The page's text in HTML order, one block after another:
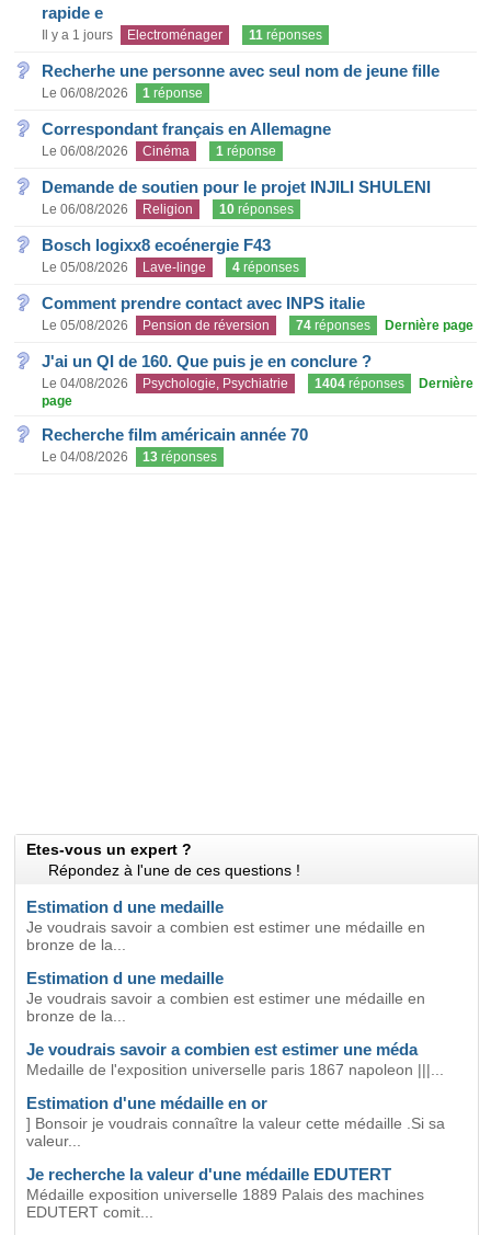
rapide e
Il y a 1 jours Electroménager 11 réponses
Recherhe une personne avec seul nom de jeune fille
Le 06/08/2026 1 réponse
Correspondant français en Allemagne
Le 06/08/2026 Cinéma 1 réponse
Demande de soutien pour le projet INJILI SHULENI
Le 06/08/2026 Religion 10 réponses
Bosch logixx8 ecoénergie F43
Le 05/08/2026 Lave-linge 4 réponses
Comment prendre contact avec INPS italie
Le 05/08/2026 Pension de réversion 74 réponses Dernière page
J'ai un QI de 160. Que puis je en conclure ?
Le 04/08/2026 Psychologie, Psychiatrie 1404 réponses
Dernière
page
Recherche film américain année 70
Le 04/08/2026 13 réponses
Etes-vous un expert ?
Répondez à l'une de ces questions !
Estimation d une medaille
Je voudrais savoir a combien est estimer une médaille en
bronze de la...
Estimation d une medaille
Je voudrais savoir a combien est estimer une médaille en
bronze de la...
Je voudrais savoir a combien est estimer une méda
Medaille de l'exposition universelle paris 1867 napoleon |||...
Estimation d'une médaille en or
] Bonsoir je voudrais connaître la valeur cette médaille .Si sa
valeur...
Je recherche la valeur d'une médaille EDUTERT
Médaille exposition universelle 1889 Palais des machines
EDUTERT comit...